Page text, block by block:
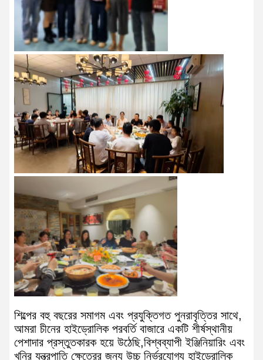
শিল্পের বহু বছরের সমাগম এবং প্রযুক্তিগত পুনরাবৃত্তির সাথে,
আমরা চীনের হাইড্রোলিক পরবর্তি বাজারে একটি শীর্ষস্থানীয়
পেশাদার প্রস্তুতকারক হয়ে উঠেছি,বিশ্বব্যাপী ইঞ্জিনিয়ারিং এবং
খনির যন্ত্রপাতি ক্ষেত্রের জন্য উচ্চ নির্ভরযোগ্য হাইড্রোলিক